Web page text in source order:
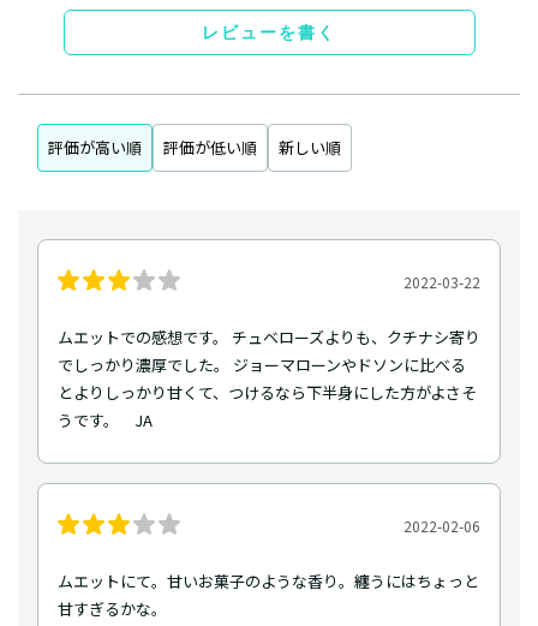
レビューを書く
評価が高い順 評価が低い順 新しい順
2022-03-22
ムエットでの感想です。 チュベローズよりも、クチナシ寄り
でしっかり濃厚でした。 ジョーマローンやドソンに比べる
とよりしっかり甘くて、つけるなら下半身にした方がよさそ
うです。 JA
2022-02-06
ムエットにて。甘いお菓子のような香り。纏うにはちょっと
甘すぎるかな。